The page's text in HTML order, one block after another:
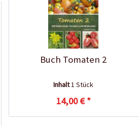
Buch Tomaten 2
Inhalt1 Stück
14,00 € *